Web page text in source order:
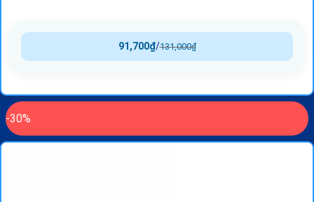
131,000₫
/
91,700₫
-30%